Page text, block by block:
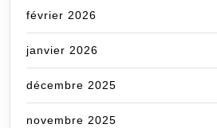
février 2026
janvier 2026
décembre 2025
novembre 2025